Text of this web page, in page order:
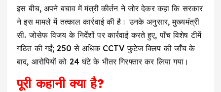
इस बीच, अपने बचाव में मंत्री कीर्तन ने जोर देकर कहा कि सरकार
ने इस मामले में तत्काल कार्रवाई की है। उनके अनुसार, मुख्यमंत्री
सी. जोसेफ विजय के निर्देशों पर कार्रवाई करते हुए, पाँच विशेष टीमें
गठित की गईं; 250 से अधिक CCTV फुटेज क्लिप की जाँच के
बाद, आरोपियों को 24 घंटे के भीतर गिरफ्तार कर लिया गया।
पूरी कहानी क्या है?